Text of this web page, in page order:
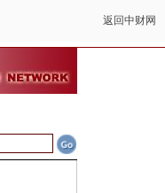
返回中财网